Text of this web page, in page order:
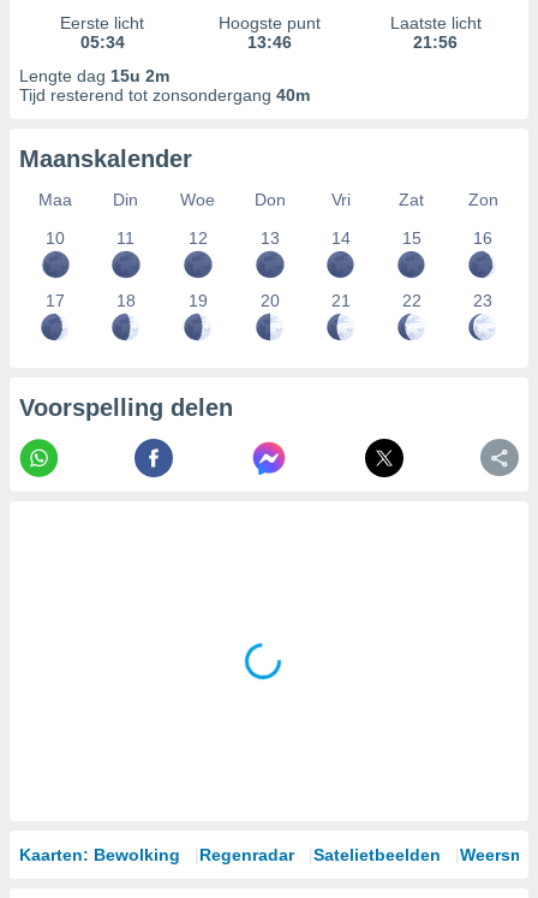
Eerste licht
05:34
Hoogste punt
13:46
Laatste licht
21:56
Lengte dag 15u 2m
Tijd resterend tot zonsondergang 40m
Maanskalender
Maa Din Woe Don Vri Zat
Zon
10
11 12 13 14 15 16
17 18 19 20 21 22 23
Voorspelling delen
Kaarten: Bewolking Regenradar Satelietbeelden